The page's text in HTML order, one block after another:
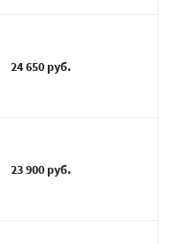
24 650 руб.
23 900 руб.